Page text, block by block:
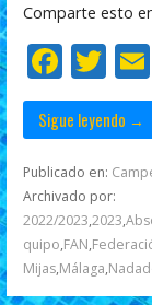
o
k
Comparte esto
F
ac
e
b
o
o
k
T
w
itt
er
Sigue leyendo →
Publicado en:
Archivado por:
2022/2023,2023,
quipo,FAN,
Mijas,Málaga,